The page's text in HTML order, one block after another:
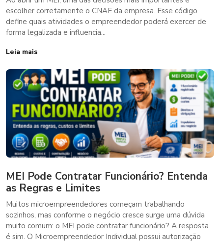
escolher corretamente o CNAE da empresa. Esse código
define quais atividades o empreendedor poderá exercer de
forma legalizada e influencia...
Leia mais
MEI Pode Contratar Funcionário? Entenda
as Regras e Limites
Muitos microempreendedores começam trabalhando
sozinhos, mas conforme o negócio cresce surge uma dúvida
muito comum: o MEI pode contratar funcionário? A resposta
é sim. O Microempreendedor Individual possui autorização